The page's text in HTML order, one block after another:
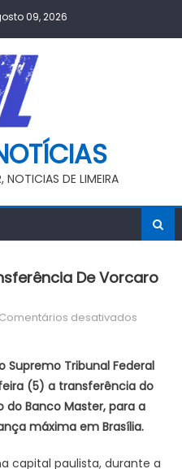
09, 2026
NOTICIAS DE LIMEIRA
De Vorcaro
Comentários desativadosem
de
Vorcaro
para
federal
Supremo Tribunal Federal
(5) a transferência do
do Banco Master, para a
máxima em Brasília.
capital paulista, durante a